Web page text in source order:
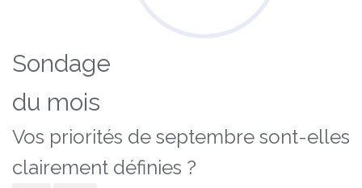
Sondage
du mois
Vos priorités de septembre sont-elles
clairement définies ?